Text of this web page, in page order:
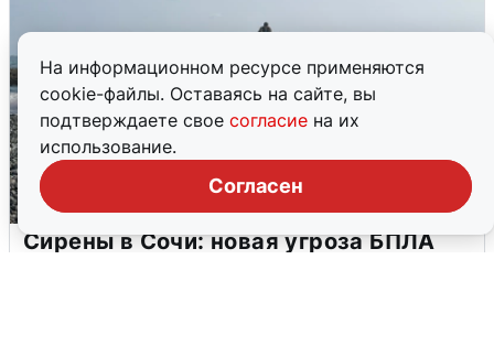
На информационном ресурсе применяются
cookie-файлы. Оставаясь на сайте, вы
подтверждаете свое согласие на их
использование.
Согласен
Сирены в Сочи: новая угроза БПЛА